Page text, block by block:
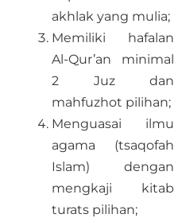
akhlak yang mulia;
Memiliki hafalan
Al-Qur’an minimal
2 Juz dan
mahfuzhot pilihan;
Menguasai ilmu
agama (tsaqofah
Islam) dengan
mengkaji kitab
turats pilihan;